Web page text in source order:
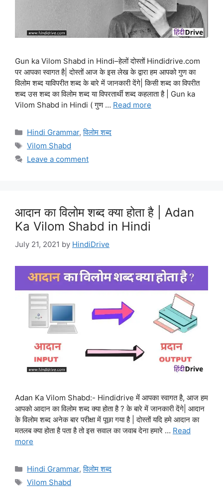
Gun ka Vilom Shabd in Hindi–हेलों दोस्तों Hindidrive.com
पर आपका स्वागत है| दोस्तों आज के इस लेख के द्वारा हम आपको गुण का
विलोम शब्द याविपरीत शब्द के बारे में जानकारी देंगे| किसी शब्द का विपरीत
शब्द उस शब्द का विलोम शब्द या विपरतार्थी शब्द कहलाता है | Gun ka
Vilom Shabd in Hindi ( गुण … Read more
Categories
Hindi Grammar,विलोम शब्द
Tags
Vilom Shabd
Leave a comment
आदान का विलोम शब्द क्या होता है | Adan
Ka Vilom Shabd in Hindi
July 21, 2021 by HindiDrive
Adan Ka Vilom Shabd:- Hindidrive में आपका स्वागत है, आज हम
आपको आदान का विलोम शब्द क्या होता है ? के बारे में जानकारी देंगे| आदान
के विलोम शब्द अनेक बार परीक्षा में पूछा गया है | दोस्तों यदि हमे आदान का
मतलब क्या होता है पता है तो इस सवाल का जवाब देना हमारे … Read
more
Categories
Hindi Grammar,विलोम शब्द
Tags
Vilom Shabd